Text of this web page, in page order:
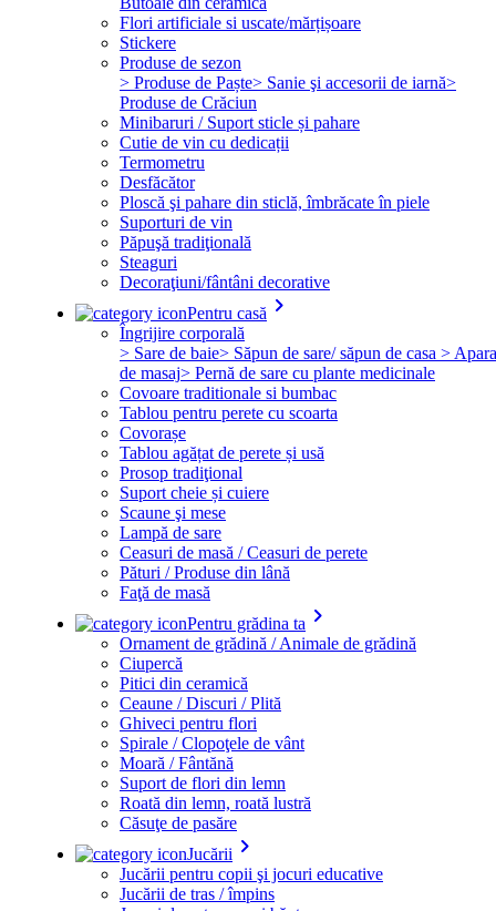
Flori artificiale si uscate/mărțișoare
Stickere
Produse de sezon
> Produse de Paște> Sanie şi accesorii de iarnă>
Produse de Crăciun
Minibaruri / Suport sticle și pahare
Cutie de vin cu dedicații
Termometru
Desfăcător
Ploscă şi pahare din sticlă, îmbrăcate în piele
Suporturi de vin
Păpuşă tradiţională
Steaguri
Decoraţiuni/fântâni decorative
Pentru casă keyboard_arrow_right
Îngrijire corporală
> Sare de baie> Săpun de sare/ săpun de casa >
de masaj> Pernă de sare cu plante medicinale
Covoare traditionale si bumbac
Tablou pentru perete cu scoarta
Covorașe
Tablou agățat de perete și usă
Prosop tradiţional
Suport cheie și cuiere
Scaune şi mese
Lampă de sare
Ceasuri de masă / Ceasuri de perete
Pături / Produse din lână
Faţă de masă
Pentru grădina ta keyboard_arrow_right
Ornament de grădină / Animale de grădină
Ciupercă
Pitici din ceramică
Ceaune / Discuri / Plită
Ghiveci pentru flori
Spirale / Clopoţele de vânt
Moară / Fântănă
Suport de flori din lemn
Roată din lemn, roată lustră
Căsuţe de pasăre
Jucării keyboard_arrow_right
Jucării pentru copii şi jocuri educative
Jucării de tras / împins